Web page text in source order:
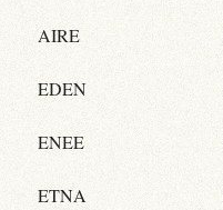
AIRE
EDEN
ENEE
ETNA